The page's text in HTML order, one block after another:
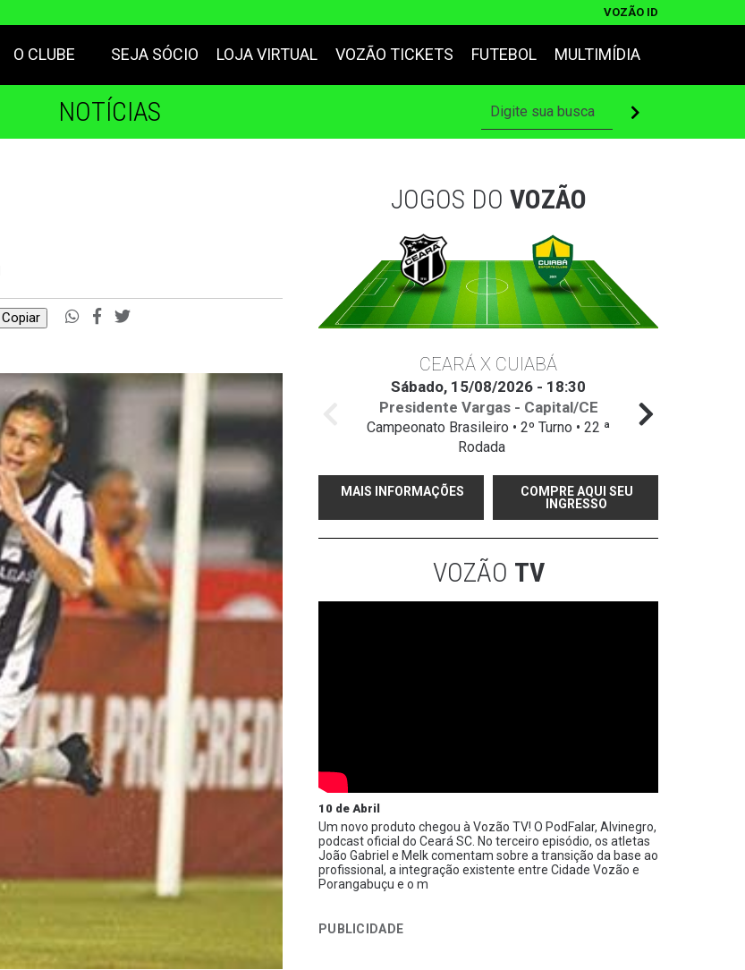
VOZÃO ID
O CLUBE SEJA SÓCIO LOJA VIRTUAL VOZÃO TICKETS FUTEBOL MULTIMÍDIA
NOTÍCIAS
Copiar
JOGOS DO VOZÃO
CEARÁ X CUIABÁ
Sábado, 15/08/2026 - 18:30
Presidente Vargas - Capital/CE
Campeonato Brasileiro • 2º Turno • 22 ª
Rodada
MAIS INFORMAÇÕES
COMPRE AQUI SEU
INGRESSO
VOZÃO TV
10 de Abril
Um novo produto chegou à Vozão TV! O PodFalar, Alvinegro,
podcast oficial do Ceará SC. No terceiro episódio, os atletas
João Gabriel e Melk comentam sobre a transição da base ao
profissional, a integração existente entre Cidade Vozão e
Porangabuçu e o m
PUBLICIDADE